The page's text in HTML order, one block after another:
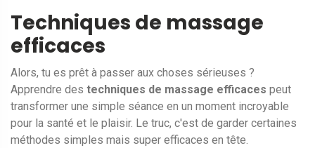
Techniques de massage
efficaces
Alors, tu es prêt à passer aux choses sérieuses ?
Apprendre des techniques de massage efficaces peut
transformer une simple séance en un moment incroyable
pour la santé et le plaisir. Le truc, c'est de garder certaines
méthodes simples mais super efficaces en tête.